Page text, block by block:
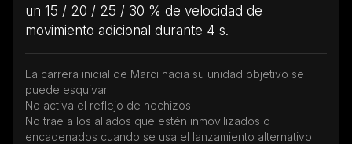
un 15 / 20 / 25 / 30 % de velocidad de
movimiento adicional durante 4 s.
La carrera inicial de Marci hacia su unidad objetivo se
puede esquivar.
No activa el reflejo de hechizos.
No trae a los aliados que estén inmovilizados o
encadenados cuando se usa el lanzamiento alternativo.